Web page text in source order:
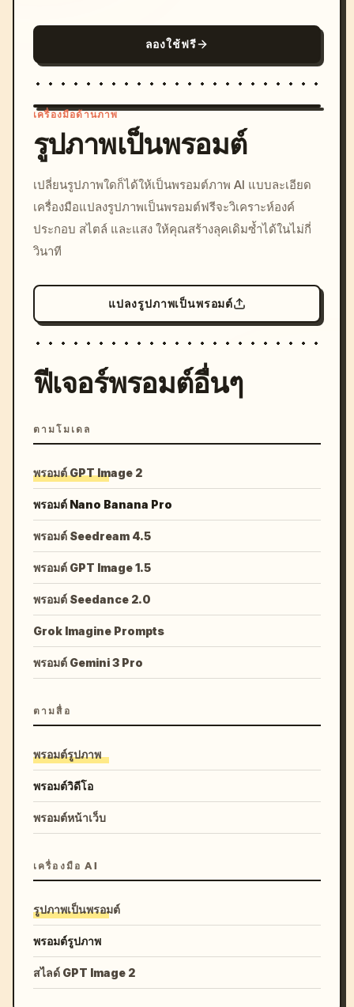
ลองใช้ฟรี
c, cyberpunk sunset, neon
colors, 8k --v 6.0
เครื่องมือด้านภาพ
รูปภาพเป็นพรอมต์
เปลี่ยนรูปภาพใดก็ได้ให้เป็นพรอมต์ภาพ AI แบบละเอียด
เครื่องมือแปลงรูปภาพเป็นพรอมต์ฟรีจะวิเคราะห์องค์
ประกอบ สไตล์ และแสง ให้คุณสร้างลุคเดิมซ้ำได้ในไม่กี่
วินาที
แปลงรูปภาพเป็นพรอมต์
ฟีเจอร์พรอมต์อื่นๆ
ตามโมเดล
พรอมต์ GPT Image 2
พรอมต์ Nano Banana Pro
พรอมต์ Seedream 4.5
พรอมต์ GPT Image 1.5
พรอมต์ Seedance 2.0
Grok Imagine Prompts
พรอมต์ Gemini 3 Pro
ตามสื่อ
พรอมต์รูปภาพ
พรอมต์วิดีโอ
พรอมต์หน้าเว็บ
เครื่องมือ AI
รูปภาพเป็นพรอมต์
พรอมต์รูปภาพ
สไลด์ GPT Image 2